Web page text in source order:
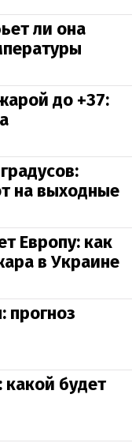
ли она
до +37:
на выходные
Европу: как
в Украине
прогноз
какой будет